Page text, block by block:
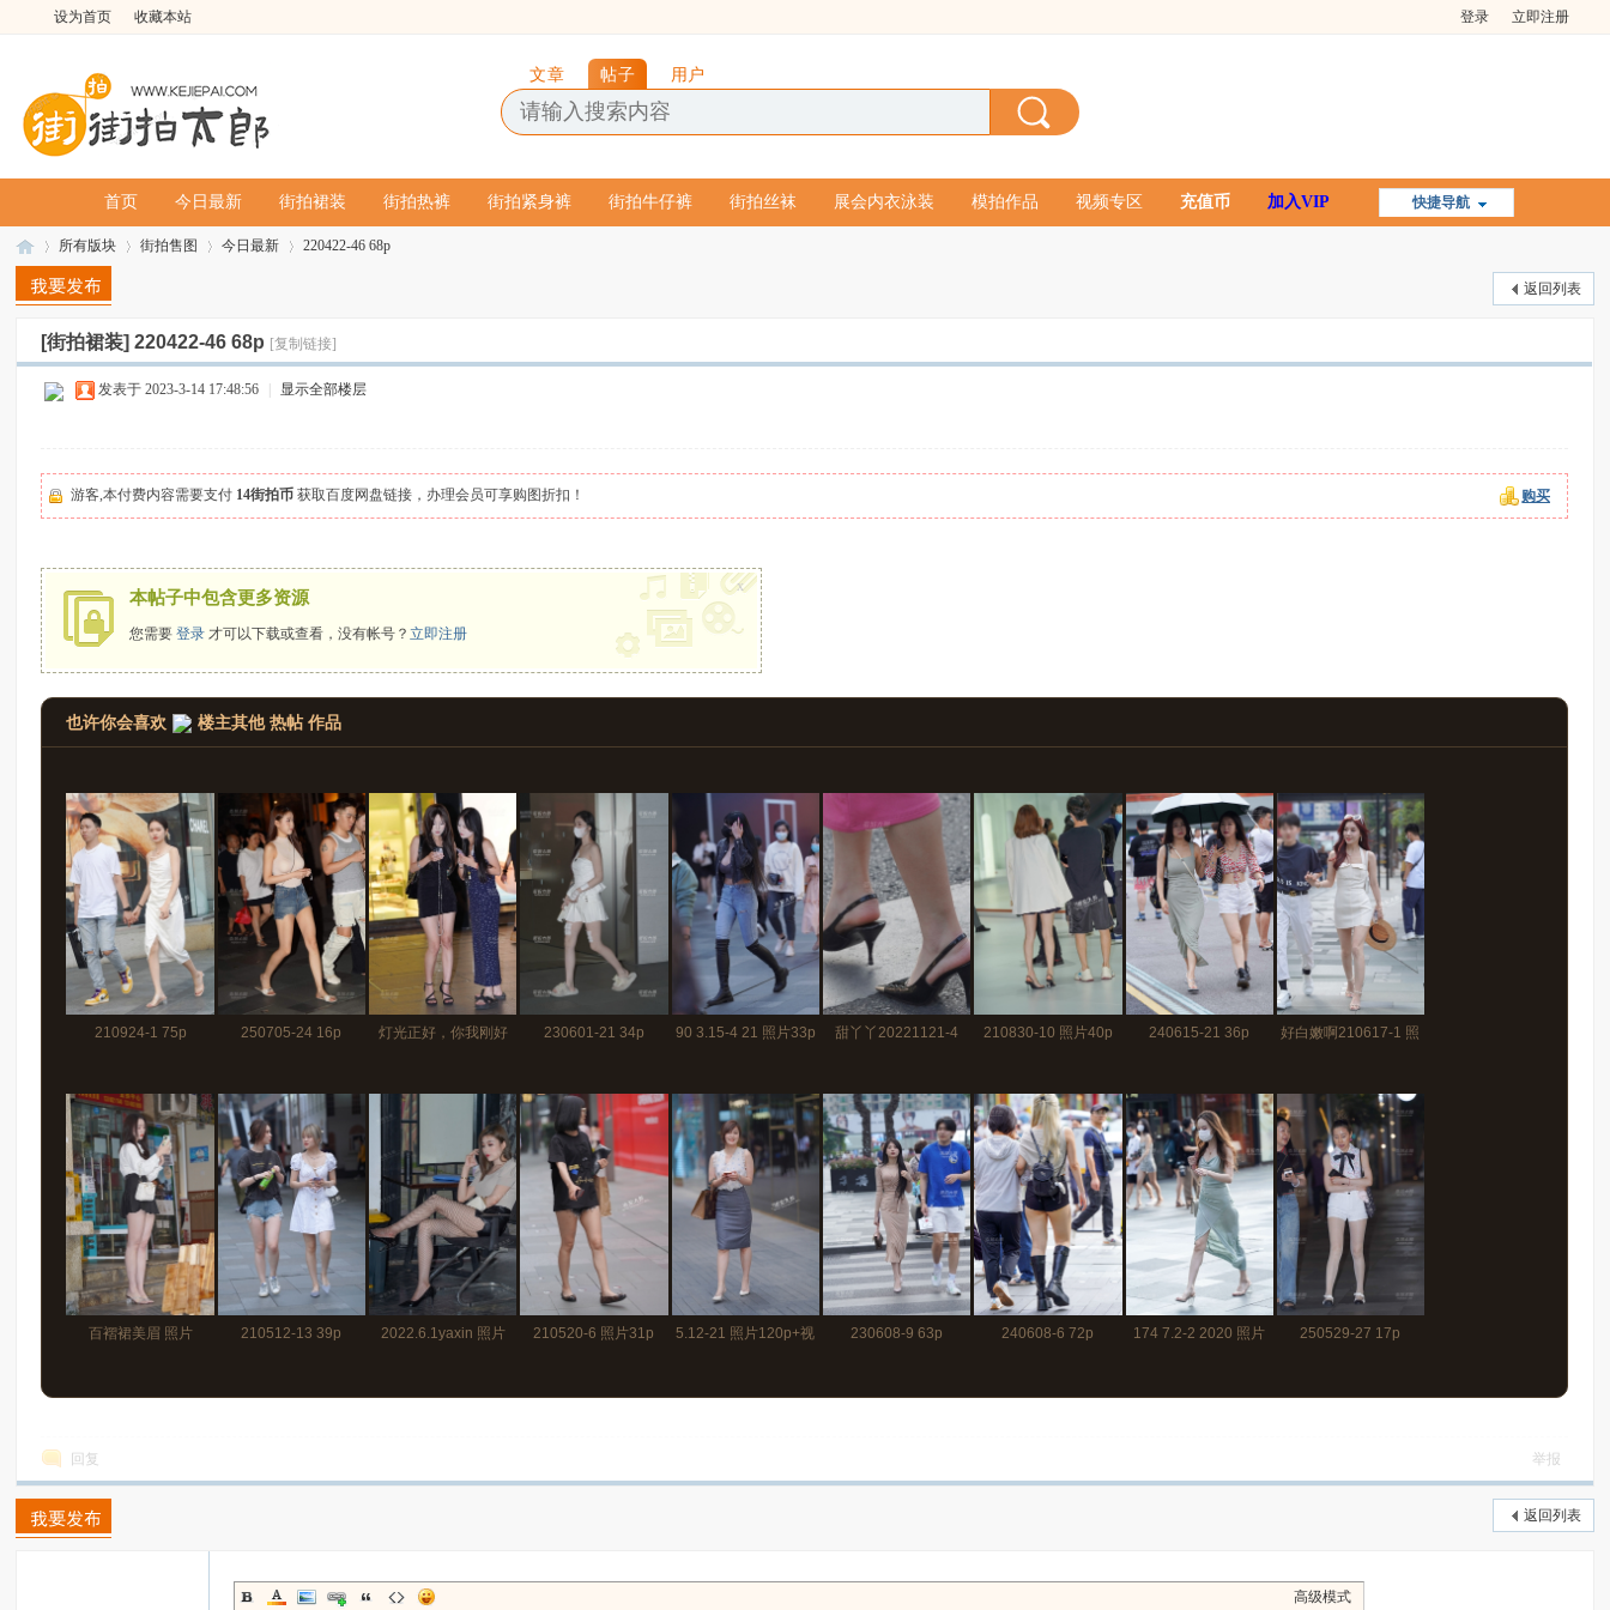
设为首页 收藏本站 登录 立即注册
文章 帖子 用户
快捷导航
首页 今日最新 街拍裙装 街拍热裤 街拍紧身裤 街拍牛仔裤 街拍丝袜 展会内衣泳装 模拍作品 视频专区 充值币 加入VIP
»
所有版块
›
街拍售图
›
今日最新
›
220422-46 68p
返回列表
[街拍裙装]220422-46 68p [复制链接]
发表于 2023-3-14 17:48:56 显示全部楼层
游客,本付费内容需要支付 14街拍币 获取百度网盘链接，办理会员可享购图折扣！ 购买
本帖子中包含更多资源
您需要登录 才可以下载或查看，没有帐号？立即注册
x
也许你会喜欢 楼主其他 热帖 作品
210924-1 75p 250705-24 16p 灯光正好，你我刚好 230601-21 34p 90 3.15-4 21 照片33p 甜丫丫20221121-4 210830-10 照片40p 240615-21 36p 好白嫩啊210617-1 照
百褶裙美眉 照片 210512-13 39p 2022.6.1yaxin 照片 210520-6 照片31p 5.12-21 照片120p+视 230608-9 63p 240608-6 72p 174 7.2-2 2020 照片 250529-27 17p
回复 举报
返回列表
高级模式